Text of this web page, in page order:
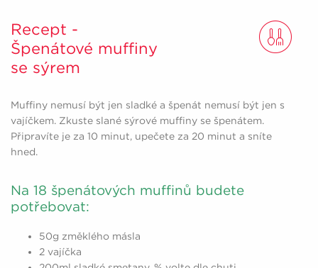
Recept -
Špenátové muffiny
se sýrem
Muffiny nemusí být jen sladké a špenát nemusí být jen s
vajíčkem. Zkuste slané sýrové muffiny se špenátem.
Připravíte je za 10 minut, upečete za 20 minut a sníte
hned.
Na 18 špenátových muffinů budete
potřebovat:
50g změklého másla
2 vajíčka